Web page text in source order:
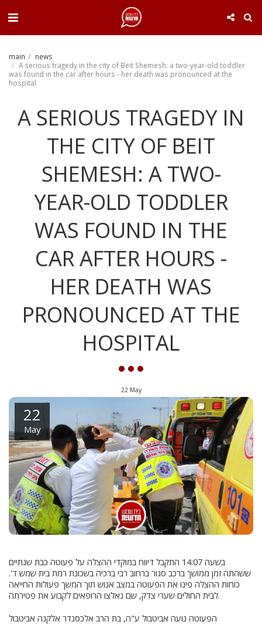
main
news
A serious tragedy in the city of Beit Shemesh: a two-year-old toddler
was found in the car after hours - her death was pronounced at the
hospital
A SERIOUS TRAGEDY IN
THE CITY OF BEIT
SHEMESH: A TWO-
YEAR-OLD TODDLER
WAS FOUND IN THE
CAR AFTER HOURS -
HER DEATH WAS
PRONOUNCED AT THE
HOSPITAL
22 May
22
May
בשעה 14:07 התקבל דיווח במוקדי ההצלה על פעוטה כבת שנתיים
ששהתה זמן ממושך ברכב סגור ברחוב רבי ברכיה בשכונת רמת בית שמש ד'.
כוחות ההצלה פינו את הפעוטה במצב אנוש תוך המשך פעולות החייאה
לבית החולים שערי צדק, שם נאלצו הרופאים לקבוע את פטירתה.
הפעוטה נועה אביטבול ע"ה, בת הרב אלכסנדר אלקנה אביטבול